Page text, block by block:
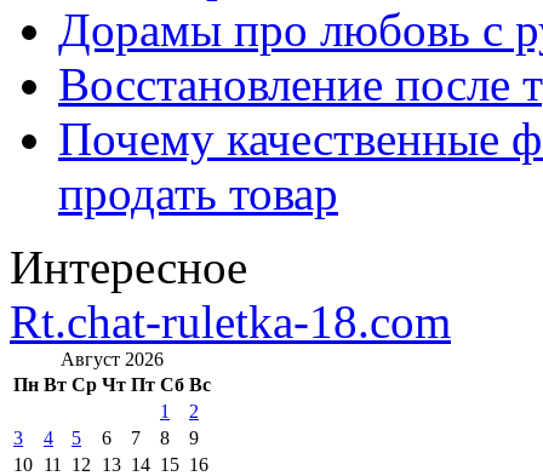
Дорамы про любовь с
Восстановление после
Почему качественные
продать товар
Интересное
Rt.chat-ruletka-18.com
Август 2026
Пн Вт Ср Чт Пт Сб Вс
1
2
3
4 5 6 7 8
9
10 11 12 13 14 15 16